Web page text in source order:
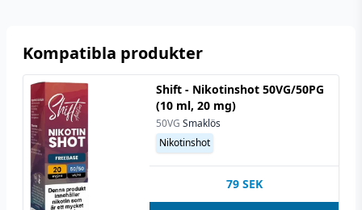
Kompatibla produkter
Shift - Nikotinshot 50VG/50PG
(10 ml, 20 mg)
50VG Smaklös
Nikotinshot
79 SEK